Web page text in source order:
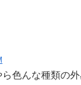
色んな種類の